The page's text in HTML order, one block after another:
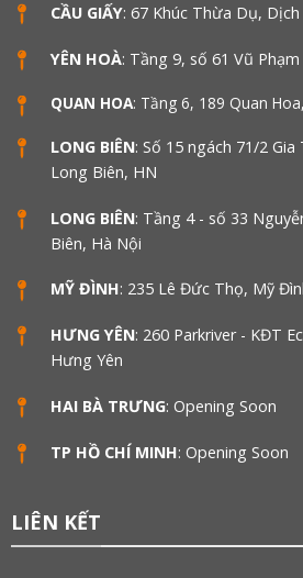
CẦU GIẤY: 67 Khúc Thừa Dụ,
YÊN HOÀ: Tầng 9, số 61 Vũ
QUAN HOA: Tầng 6, 189 Quan
LONG BIÊN: Số 15 ngách 71/2
Long Biên, HN
LONG BIÊN: Tầng 4 - số 33
Biên, Hà Nội
MỸ ĐÌNH: 235 Lê Đức Thọ, Mỹ
HƯNG YÊN: 260 Parkriver - KĐT
Hưng Yên
HAI BÀ TRƯNG: Opening Soon
TP HỒ CHÍ MINH: Opening Soon
LIÊN KẾT